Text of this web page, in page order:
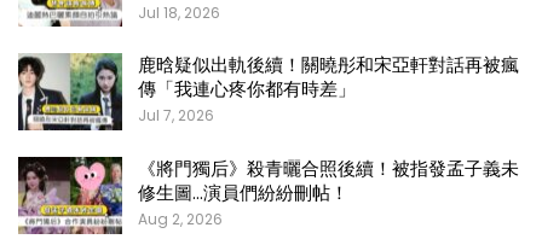
Jul 18, 2026
鹿晗疑似出軌後續！關曉彤和宋亞軒對話再被瘋
傳「我連心疼你都有時差」
Jul 7, 2026
《將門獨后》殺青曬合照後續！被指發孟子義未
修生圖…演員們紛紛刪帖！
Aug 2, 2026